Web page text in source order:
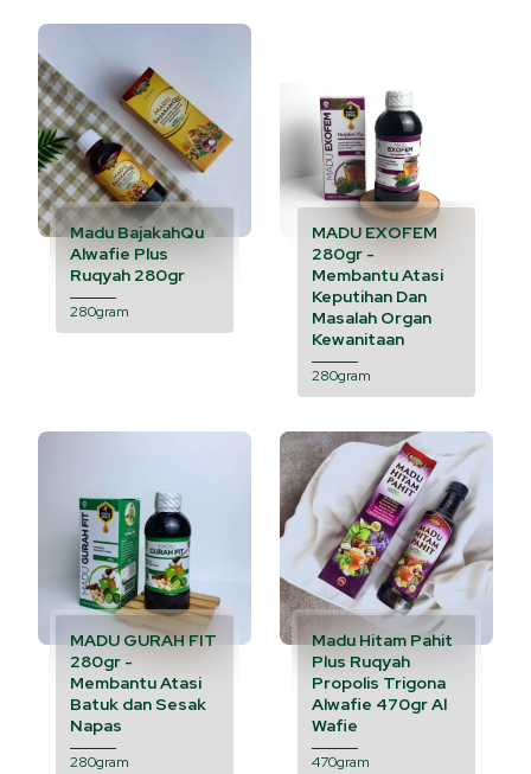
Madu BajakahQu
Alwafie Plus
Ruqyah 280gr
280gram
MADU EXOFEM
280gr -
Membantu Atasi
Keputihan Dan
Masalah Organ
Kewanitaan
280gram
MADU GURAH FIT
280gr -
Membantu Atasi
Batuk dan Sesak
Napas
280gram
Madu Hitam Pahit
Plus Ruqyah
Propolis Trigona
Alwafie 470gr Al
Wafie
470gram